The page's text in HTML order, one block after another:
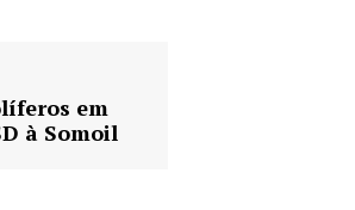
em
à Somoil